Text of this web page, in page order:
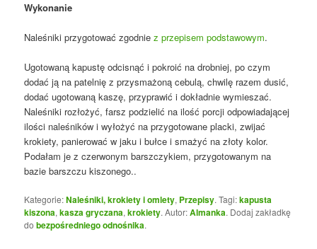
Wykonanie
Naleśniki przygotować zgodniez przepisem podstawowym.
Ugotowaną kapustę odcisnąć i pokroić na drobniej, po czym
dodać ją na patelnię z przysmażoną cebulą, chwilę razem dusić,
dodać ugotowaną kaszę, przyprawić i dokładnie wymieszać.
Naleśniki rozłożyć, farsz podzielić na ilość porcji odpowiadającej
ilości naleśników i wyłożyć na przygotowane placki, zwijać
krokiety, panierować w jaku i bułce i smażyć na złoty kolor.
Podałam je z czerwonym barszczykiem, przygotowanym na
bazie barszczu kiszonego..
Kategorie:Naleśniki, krokiety i omlety, Przepisy. Tagi:kapusta
kiszona,kasza gryczana,krokiety. Autor:Almanka. Dodaj zakładkę
dobezpośredniego odnośnika.